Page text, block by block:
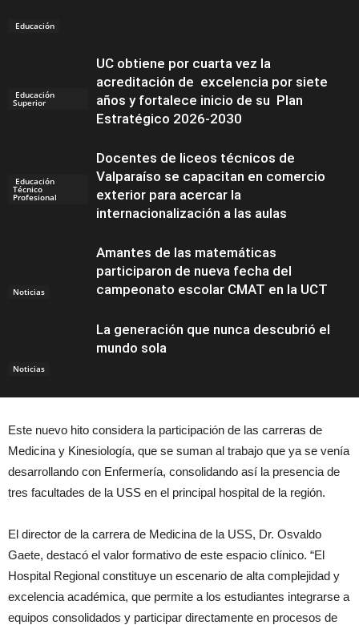
Educación
Educación
Superior
UC obtiene por cuarta vez la
acreditación de excelencia por siete
años y fortalece inicio de su Plan
Estratégico 2026-2030
Educación
Técnico
Profesional
Docentes de liceos técnicos de
Valparaíso se capacitan en comercio
exterior para acercar la
internacionalización a las aulas
Noticias
Amantes de las matemáticas
participaron de nueva fecha del
campeonato escolar CMAT en la UCT
Noticias
La generación que nunca descubrió el
mundo sola
Este nuevo hito considera la participación de las carreras de
Medicina y Kinesiología, que se suman al trabajo que ya se venía
desarrollando con Enfermería, consolidando así la presencia de
tres facultades de la USS en el principal hospital de la región.
El director de la carrera de Medicina de la USS, Dr. Osvaldo
Gaete, destacó el valor formativo de este espacio clínico. “El
Hospital Regional constituye un escenario de alta complejidad y
excelencia académica, que permite a los estudiantes integrarse a
equipos consolidados y participar directamente en procesos de